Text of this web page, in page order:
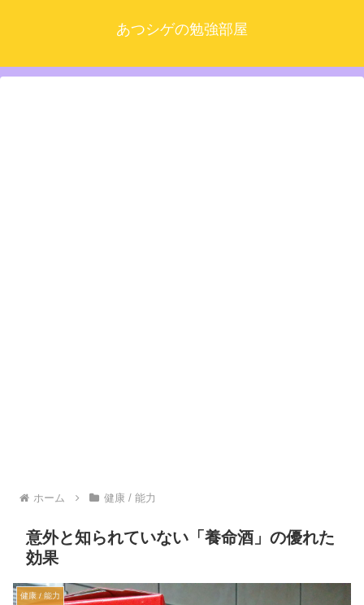
あつシゲの勉強部屋
ホーム 健康 / 能力
意外と知られていない「養命酒」の優れた
効果
健康 / 能力